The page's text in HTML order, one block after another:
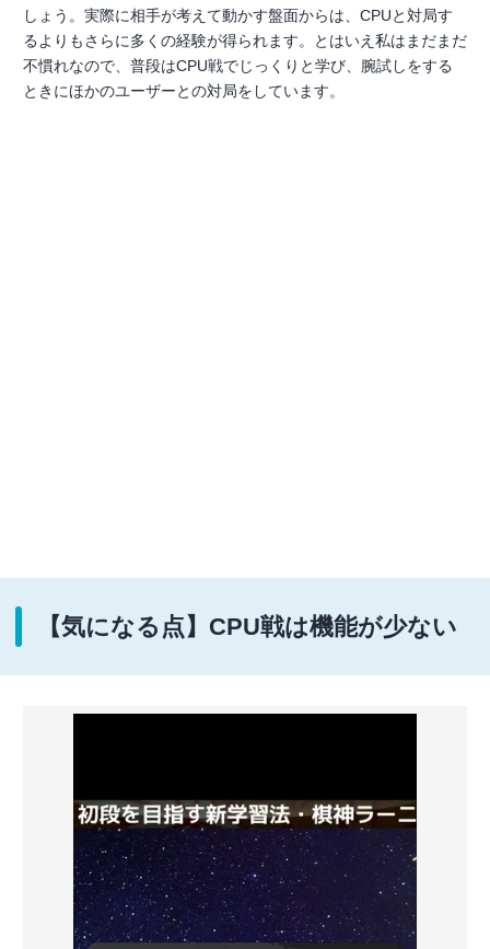
しょう。実際に相手が考えて動かす盤面からは、CPUと対局す
るよりもさらに多くの経験が得られます。とはいえ私はまだまだ
不慣れなので、普段はCPU戦でじっくりと学び、腕試しをする
ときにほかのユーザーとの対局をしています。
【気になる点】CPU戦は機能が少ない